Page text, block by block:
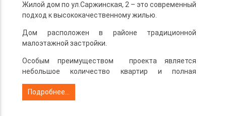
Жилой дом по ул.Саржинская, 2 – это современный
подход к высококачественному жилью.
Дом расположен в районе традиционной
малоэтажной застройки.
Особым преимуществом проекта является
небольшое количество квартир и полная
автономия каждой из них.
В проекте используются только экологически
Подробнее...